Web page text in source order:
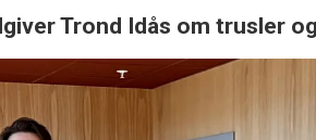
Trond Idås om trusler